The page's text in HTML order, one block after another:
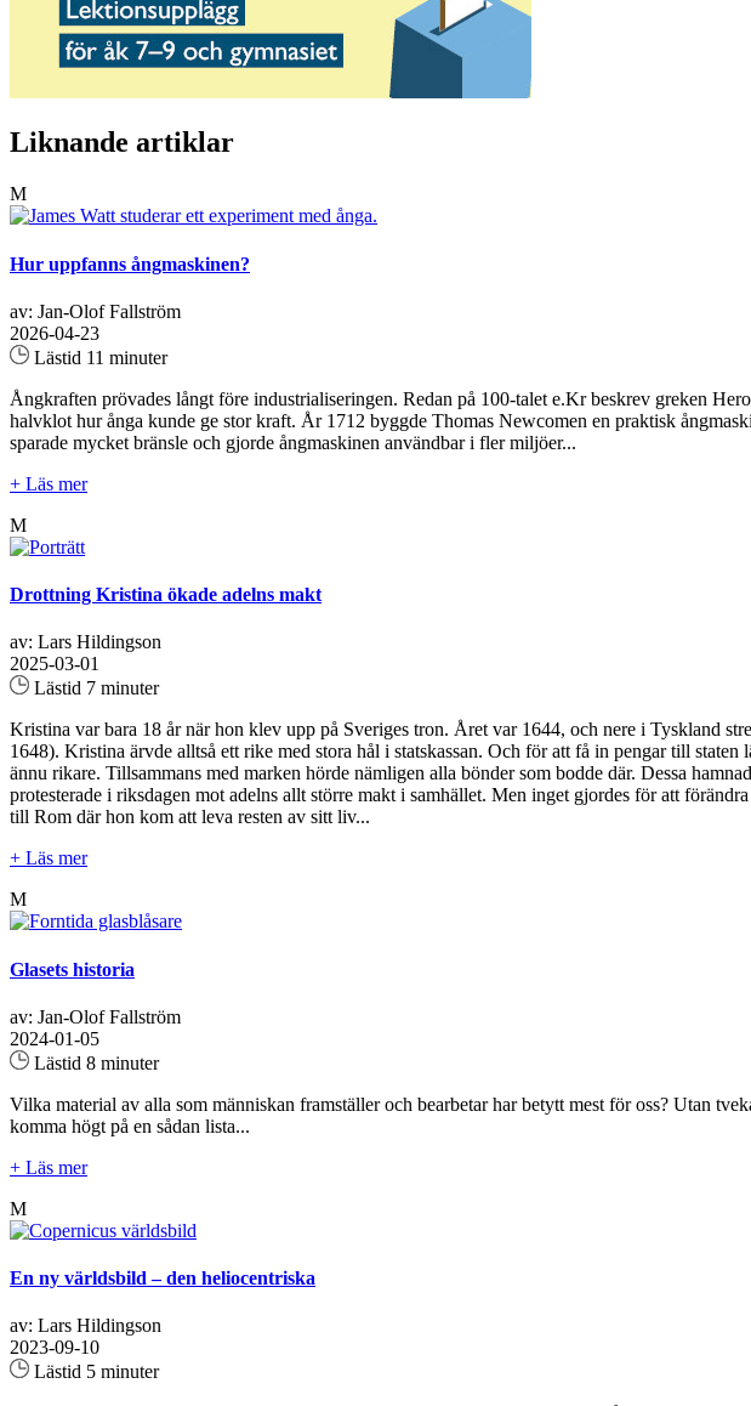
Liknande artiklar
M
Hur uppfanns ångmaskinen?
av: Jan-Olof Fallström
2026-04-23
Lästid 11 minuter
Ångkraften prövades långt före industrialiseringen. Redan på 100-talet e.Kr beskrev greken
halvklot hur ånga kunde ge stor kraft. År 1712 byggde Thomas Newcomen en praktisk
sparade mycket bränsle och gjorde ångmaskinen användbar i fler miljöer...
+ Läs mer
M
Drottning Kristina ökade adelns makt
av: Lars Hildingson
2025-03-01
Lästid 7 minuter
Kristina var bara 18 år när hon klev upp på Sveriges tron. Året var 1644, och nere i Tyskland
1648). Kristina ärvde alltså ett rike med stora hål i statskassan. Och för att få in pengar till
ännu rikare. Tillsammans med marken hörde nämligen alla bönder som bodde där. Dessa
protesterade i riksdagen mot adelns allt större makt i samhället. Men inget gjordes för att
till Rom där hon kom att leva resten av sitt liv...
+ Läs mer
M
Glasets historia
av: Jan-Olof Fallström
2024-01-05
Lästid 8 minuter
Vilka material av alla som människan framställer och bearbetar har betytt mest för oss? Utan
komma högt på en sådan lista...
+ Läs mer
M
En ny världsbild – den heliocentriska
av: Lars Hildingson
2023-09-10
Lästid 5 minuter